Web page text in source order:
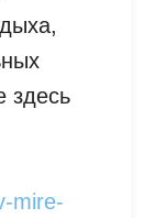
здесь
mire-